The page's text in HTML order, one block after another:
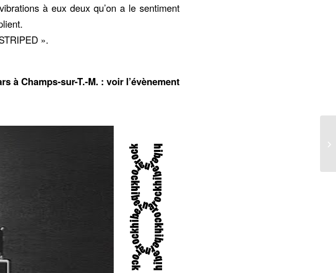
à eux deux qu’on a le sentiment
».
à Champs-sur-T.-M. : voir l’évènement